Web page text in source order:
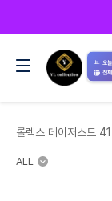
📊 오늘
전체
롤렉스 데이저스트
ALL